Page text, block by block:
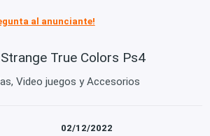
al anunciante!
True Colors Ps4
Video juegos y Accesorios
02/12/2022